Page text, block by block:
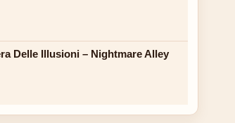
Delle Illusioni – Nightmare Alley